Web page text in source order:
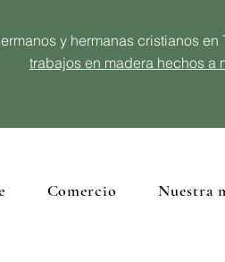
y hermanas cristianos en
trabajos en madera hechos a
Comercio Nuestra